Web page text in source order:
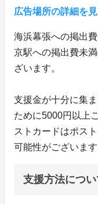
広告場所の詳細を
海浜幕張への掲出
京駅への掲出費未
ざいます。
支援金が十分に集
ために5000円以上
ストカードはポス
可能性がございま
支援方法につい